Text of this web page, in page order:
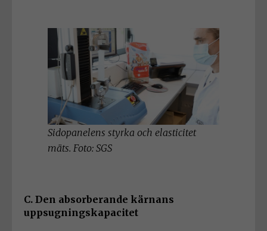
Sidopanelens styrka och elasticitet
mäts. Foto: SGS
C. Den absorberande kärnans
uppsugningskapacitet